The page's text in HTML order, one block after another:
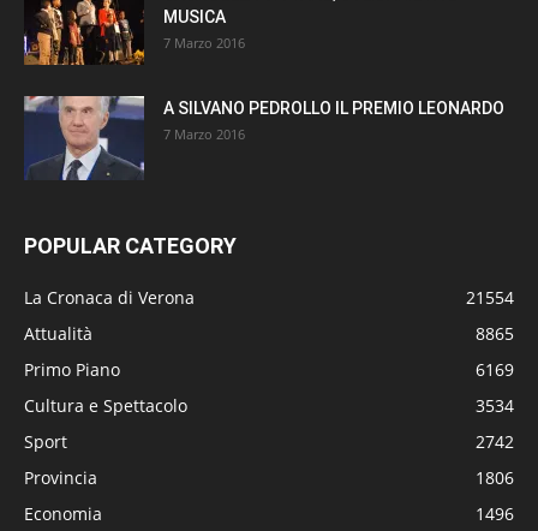
MUSICA
7 Marzo 2016
A SILVANO PEDROLLO IL PREMIO LEONARDO
7 Marzo 2016
POPULAR CATEGORY
La Cronaca di Verona
21554
Attualità
8865
Primo Piano
6169
Cultura e Spettacolo
3534
Sport
2742
Provincia
1806
Economia
1496